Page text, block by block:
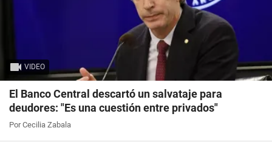
VIDEO
El Banco Central descartó un salvataje para
deudores: "Es una cuestión entre privados"
Por Cecilia Zabala